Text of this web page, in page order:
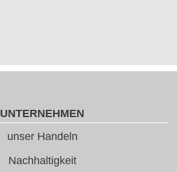
UNTERNEHMEN
unser Handeln
Nachhaltigkeit